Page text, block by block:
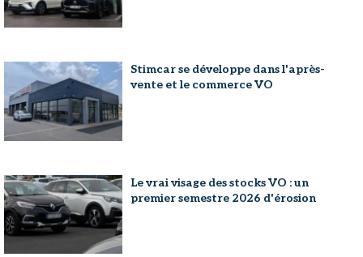
Stimcar se développe dans l'après-
vente et le commerce VO
Le vrai visage des stocks VO : un
premier semestre 2026 d'érosion